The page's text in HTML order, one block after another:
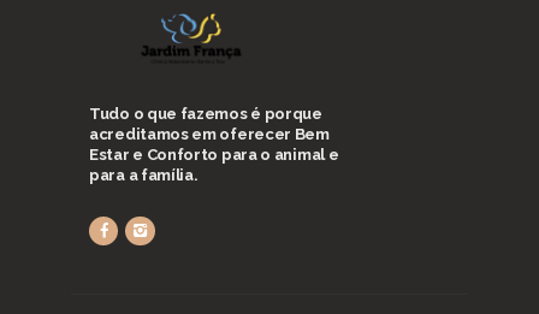
Tudo o que fazemos é porque
acreditamos em oferecer Bem
Estar e Conforto para o animal e
para a família.